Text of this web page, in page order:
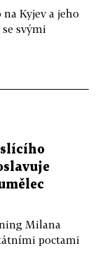
Kyjev a jeho
svými
Milana
poctami